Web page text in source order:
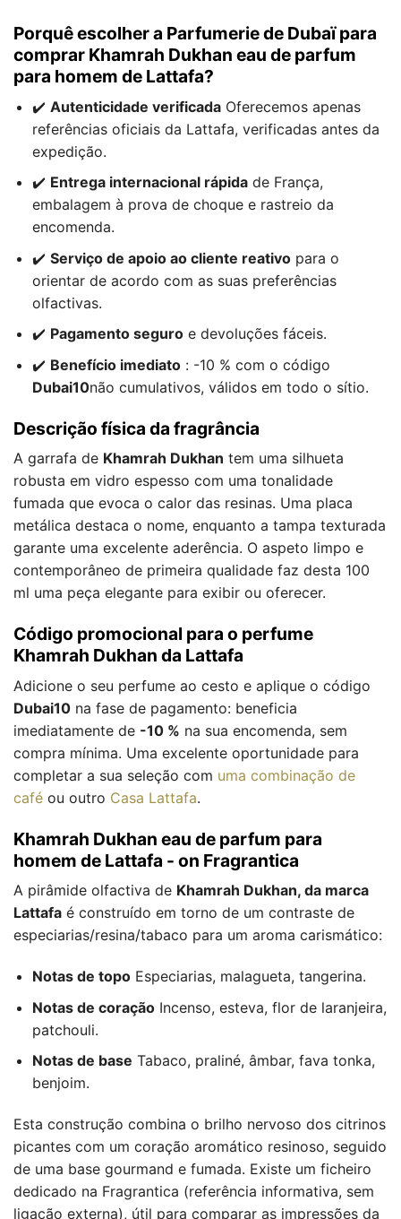
Porquê escolher a Parfumerie de Dubaï para
comprar Khamrah Dukhan eau de parfum
para homem de Lattafa?
✔️ Autenticidade verificadaOferecemos apenas
referências oficiais da Lattafa, verificadas antes da
expedição.
✔️ Entrega internacional rápidade França,
embalagem à prova de choque e rastreio da
encomenda.
✔️ Serviço de apoio ao cliente reativopara o
orientar de acordo com as suas preferências
olfactivas.
✔️ Pagamento seguroe devoluções fáceis.
✔️ Benefício imediato: -10 % com o código
Dubai10não cumulativos, válidos em todo o sítio.
Descrição física da fragrância
A garrafa de Khamrah Dukhan tem uma silhueta
robusta em vidro espesso com uma tonalidade
fumada que evoca o calor das resinas. Uma placa
metálica destaca o nome, enquanto a tampa texturada
garante uma excelente aderência. O aspeto limpo e
contemporâneo de primeira qualidade faz desta 100
ml uma peça elegante para exibir ou oferecer.
Código promocional para o perfume
Khamrah Dukhan da Lattafa
Adicione o seu perfume ao cesto e aplique o código
Dubai10 na fase de pagamento: beneficia
imediatamente de -10 % na sua encomenda, sem
compra mínima. Uma excelente oportunidade para
completar a sua seleção com uma combinação de
café ou outro Casa Lattafa.
Khamrah Dukhan eau de parfum para
homem de Lattafa - on Fragrantica
A pirâmide olfactiva de Khamrah Dukhan, da marca
Lattafa é construído em torno de um contraste de
especiarias/resina/tabaco para um aroma carismático:
Notas de topoEspeciarias, malagueta, tangerina.
Notas de coraçãoIncenso, esteva, flor de laranjeira,
patchouli.
Notas de base Tabaco, praliné, âmbar, fava tonka,
benjoim.
Esta construção combina o brilho nervoso dos citrinos
picantes com um coração aromático resinoso, seguido
de uma base gourmand e fumada. Existe um ficheiro
dedicado na Fragrantica (referência informativa, sem
ligação externa), útil para comparar as impressões da